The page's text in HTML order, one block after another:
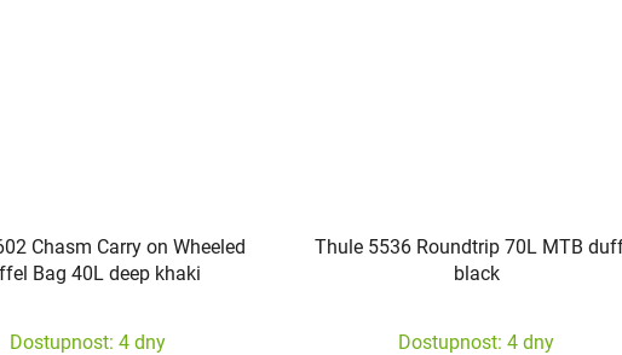
Chasm Carry on Wheeled
Bag 40L deep khaki
Dostupnost: 4 dny
Thule 5536 Roundtrip 70L MTB
black
Dostupnost: 4 dny